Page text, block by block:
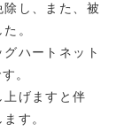
し、また、被
。
ハートネット
。
げますと伴
す。